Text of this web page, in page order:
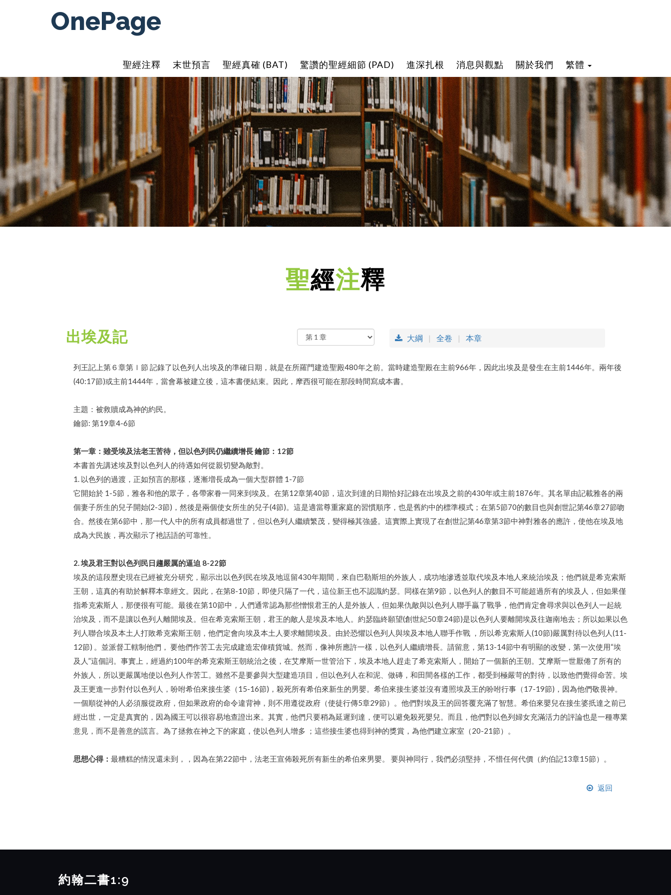
OnePage
聖經注釋 末世預言 聖經真確 (BAT) 驚讚的聖經細節 (PAD) 進深扎根 消息與觀點 關於我們 繁體
聖經注釋
出埃及記 大綱 全卷 本章
列王記上第６章第ｌ節 記錄了以色列人出埃及的準確日期，就是在所羅門建造聖殿480年之前。當時建造聖殿在主前966年，因此出埃及是發生在主前1446年。兩年後
(40:17節)或主前1444年，當會幕被建立後，這本書便結束。因此，摩西很可能在那段時間寫成本書。
主題：被救贖成為神的約民。
鑰節: 第19章4-6節
第一章：雖受埃及法老王苦待，但以色列民仍繼續增長 鑰節：12節
本書首先講述埃及對以色列人的待遇如何從親切變為敵對。
1. 以色列的過渡，正如預言的那樣，逐漸増長成為一個大型群體 1-7節
它開始於 1-5節，雅各和他的眾子，各帶家眷一同來到埃及。在第12章第40節，這次到達的日期恰好記錄在出埃及之前的430年或主前1876年。其名單由記載雅各的兩
個妻子所生的兒子開始(2-3節)，然後是兩個使女所生的兒子(4節)。這是適當尊重家庭的習慣順序，也是舊約中的標準模式；在第5節70的數目也與創世記第46章27節吻
合。然後在第6節中，那一代人中的所有成員都過世了，但以色列人繼續繁茂，變得極其強盛。這實際上實現了在創世記第46章第3節中神對雅各的應許，使他在埃及地
成為大民族，再次顯示了衪話語的可靠性。
2. 埃及君王對以色列民日趨嚴厲的逼迫 8-22節
埃及的這段歷史現在已經被充分研究，顯示出以色列民在埃及地逗留430年期間，來自巴勒斯坦的外族人，成功地滲透並取代埃及本地人來統治埃及；他們就是希克索斯
王朝，這真的有助於解釋本章經文。因此，在第8-10節，即使只隔了一代，這位新王也不認識約瑟。同樣在第9節，以色列人的數目不可能超過所有的埃及人，但如果僅
指希克索斯人，那便很有可能。最後在第10節中，人們通常認為那些憎恨君王的人是外族人，但如果仇敵與以色列人聯手贏了戰爭，他們肯定會尋求與以色列人一起統
治埃及，而不是讓以色列人離開埃及。但在希克索斯王朝，君王的敵人是埃及本地人。約瑟臨終願望(創世紀50章24節)是以色列人要離開埃及往迦南地去；所以如果以色
列人聯合埃及本土人打敗希克索斯王朝，他們定會向埃及本土人要求離開埃及。由於恐懼以色列人與埃及本地人聯手作戰 ，所以希克索斯人(10節)嚴厲對待以色列人(11-
12節) 。並派督工轄制他們， 要他們作苦工去完成建造宏偉積貨城。然而，像神所應許一樣，以色列人繼續增長。請留意，第13-14節中有明顯的改變，第一次使用“埃
及人”這個詞。事實上，經過約100年的希克索斯王朝統治之後，在艾摩斯一世管治下，埃及本地人趕走了希克索斯人，開始了一個新的王朝。艾摩斯一世厭倦了所有的
外族人，所以更嚴厲地使以色列人作苦工。雖然不是要參與大型建造項目，但以色列人在和泥、做磚，和田間各樣的工作，都受到極嚴苛的對待，以致他們覺得命苦。埃
及王更進一步對付以色列人，吩咐希伯來接生婆（15-16節)，殺死所有希伯來新生的男嬰。希伯來接生婆並沒有遵照埃及王的吩咐行事（17-19節)，因為他們敬畏神。
一個順從神的人必須服從政府，但如果政府的命令違背神，則不用遵從政府（使徒行傳5章29節）。他們對埃及王的回答覆充滿了智慧。希伯來嬰兒在接生婆扺達之前已
經出世，一定是真實的，因為國王可以很容易地查證出來。其實，他們只要稍為延遲到達，便可以避免殺死嬰兒。而且，他們對以色列婦女充滿活力的評論也是一種專業
意見，而不是善意的謊言。為了拯救在神之下的家庭，使以色列人增多 ；這些接生婆也得到神的獎賞，為他們建立家室（20-21節）。
思想心得： 最糟糕的情況還未到，，因為在第22節中，法老王宣佈殺死所有新生的希伯來男嬰。 要與神同行，我們必須堅持，不惜任何代價（約伯記13章15節）。
返回
約翰二書1:9